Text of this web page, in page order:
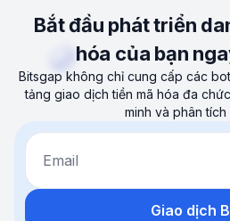
Bắt đầu phát triển
hóa của bạn
Bitsgap không chỉ cung cấp các
tảng giao dịch tiền mã hóa đa
minh và phân tích
Email
Giao dịch